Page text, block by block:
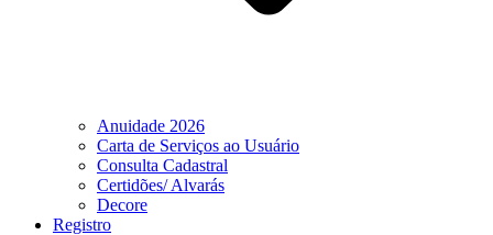
Anuidade 2026
Carta de Serviços ao Usuário
Consulta Cadastral
Certidões/ Alvarás
Decore
Registro